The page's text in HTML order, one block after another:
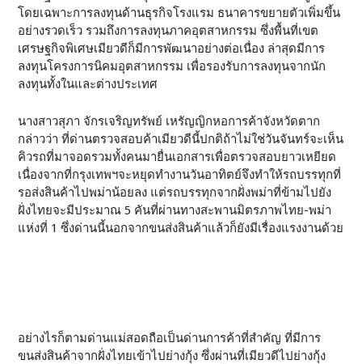
โดยเฉพาะการลงทุนด้านธุรกิจโรงแรม ธนาคารขยายตัวเพิ่มขึ้น
อย่างรวดเร็ว รวมถึงการลงทุนภาคอุตสาหกรรม ซึ่งพื้นที่เขต
เศรษฐกิจพิเศษเมียวดีก็มีการพัฒนาอย่างต่อเนื่อง ล่าสุดมีการ
ลงทุนโครงการนิคมอุตสาหกรรม เพื่อรองรับการลงทุนจากนัก
ลงทุนทั้งในและต่างประเทศ
นางสาวสุภา จักรเจริญทรัพย์ เหรัญญิกหอการค้าจังหวัดตาก
กล่าวว่า ที่ด่านตรวจสอบค้าเมียวดีนี้ปกติถ้าไม่ใช่วันจันทร์จะเห็น
คิวรถที่มาจอดรวมทั้งคนมายื่นเอกสารเพื่อตรวจสอบยาวเหยียด
เนื่องจากที่กรุงเทพฯจะหยุดทำงานวันอาทิตย์จึงทำให้รถบรรทุกที่
รอส่งสินค้าไปพม่าน้อยลง แต่รถบรรทุกจากฝั่งพม่าที่ข้ามไปยัง
ฝั่งไทยจะมีประมาณ 5 คันที่ผ่านทางสะพานมิตรภาพไทย-พม่า
แห่งที่ 1 ซึ่งด่านนี้นอกจากขนส่งสินค้าแล้วก็ยังมีเรื่องแรงงานด้วย
อย่างไรก็ตามด่านแม่สอดถือเป็นด่านการค้าที่สำคัญ ที่มีการ
ขนส่งสินค้าจากฝั่งไทยเข้าไปย่างกุ้ง ซึ่งผ่านที่เมียวดีไปย่างกุ้ง